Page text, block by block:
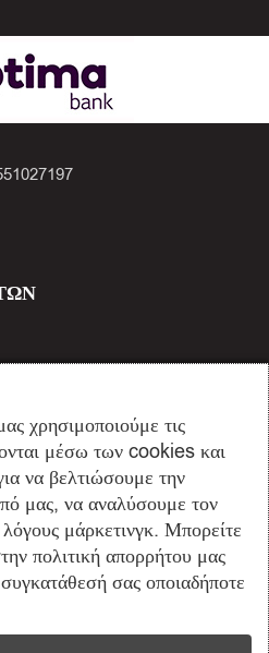
χρησιμοποιούμε τις
μέσω των cookies και
να βελτιώσουμε την
μας, να αναλύσουμε τον
μάρκετινγκ. Μπορείτε
πολιτική απορρήτου μας
συγκατάθεσή σας οποιαδήποτε